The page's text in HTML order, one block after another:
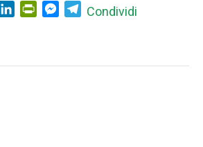
WhatsApp
LinkedInPrintFriendly
Messenger
Telegram
Condividi